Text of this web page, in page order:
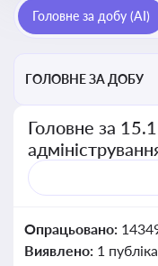
Головне за добу (AI)
ГОЛОВНЕ ЗА ДОБУ
Головне за
Опрацьовано:
Виявлено: 1